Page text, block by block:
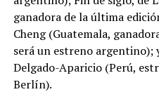
ganadora de la última
Cheng (Guatemala,
será un estreno argentino);
Delgado-Aparicio (Perú,
Berlín).